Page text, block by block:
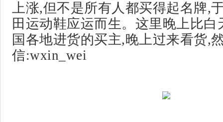
上涨,但不是所有人都买得起名牌,
田运动鞋应运而生。这里晚上比白
国各地进货的买主,晚上过来看货,
信:wxin_wei